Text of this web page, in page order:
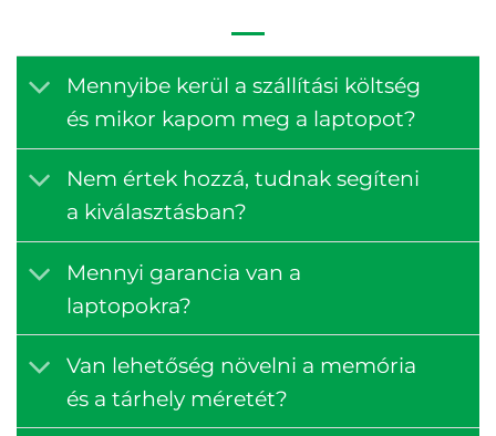
Mennyibe kerül a szállítási költség
és mikor kapom meg a laptopot?
Nem értek hozzá, tudnak segíteni
a kiválasztásban?
Mennyi garancia van a
laptopokra?
Van lehetőség növelni a memória
és a tárhely méretét?